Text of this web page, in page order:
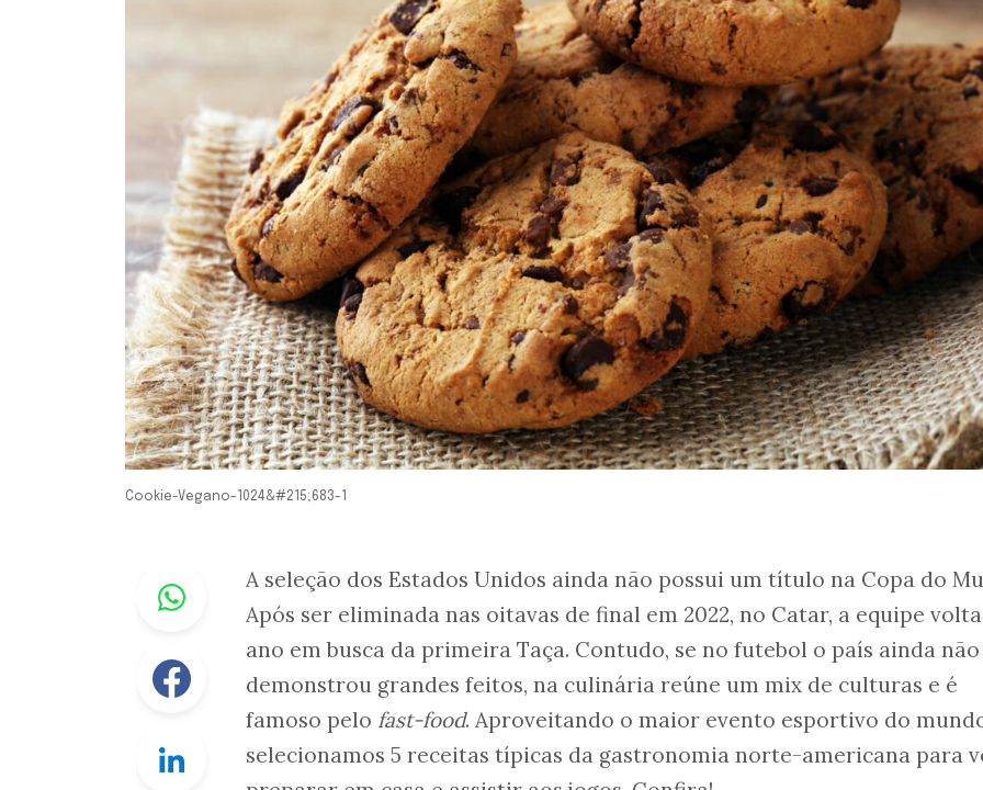
Cookie-Vegano-1024&#215;683-1
Whastapp
Facebook
A seleção dos Estados Unidos ainda não possui um título na Copa do
Após ser eliminada nas oitavas de final em 2022, no Catar, a equipe
ano em busca da primeira Taça. Contudo, se no futebol o país ainda não
demonstrou grandes feitos, na culinária reúne um mix de culturas e é
famoso pelo fast-food. Aproveitando o maior evento esportivo do
selecionamos 5 receitas típicas da gastronomia norte-americana para